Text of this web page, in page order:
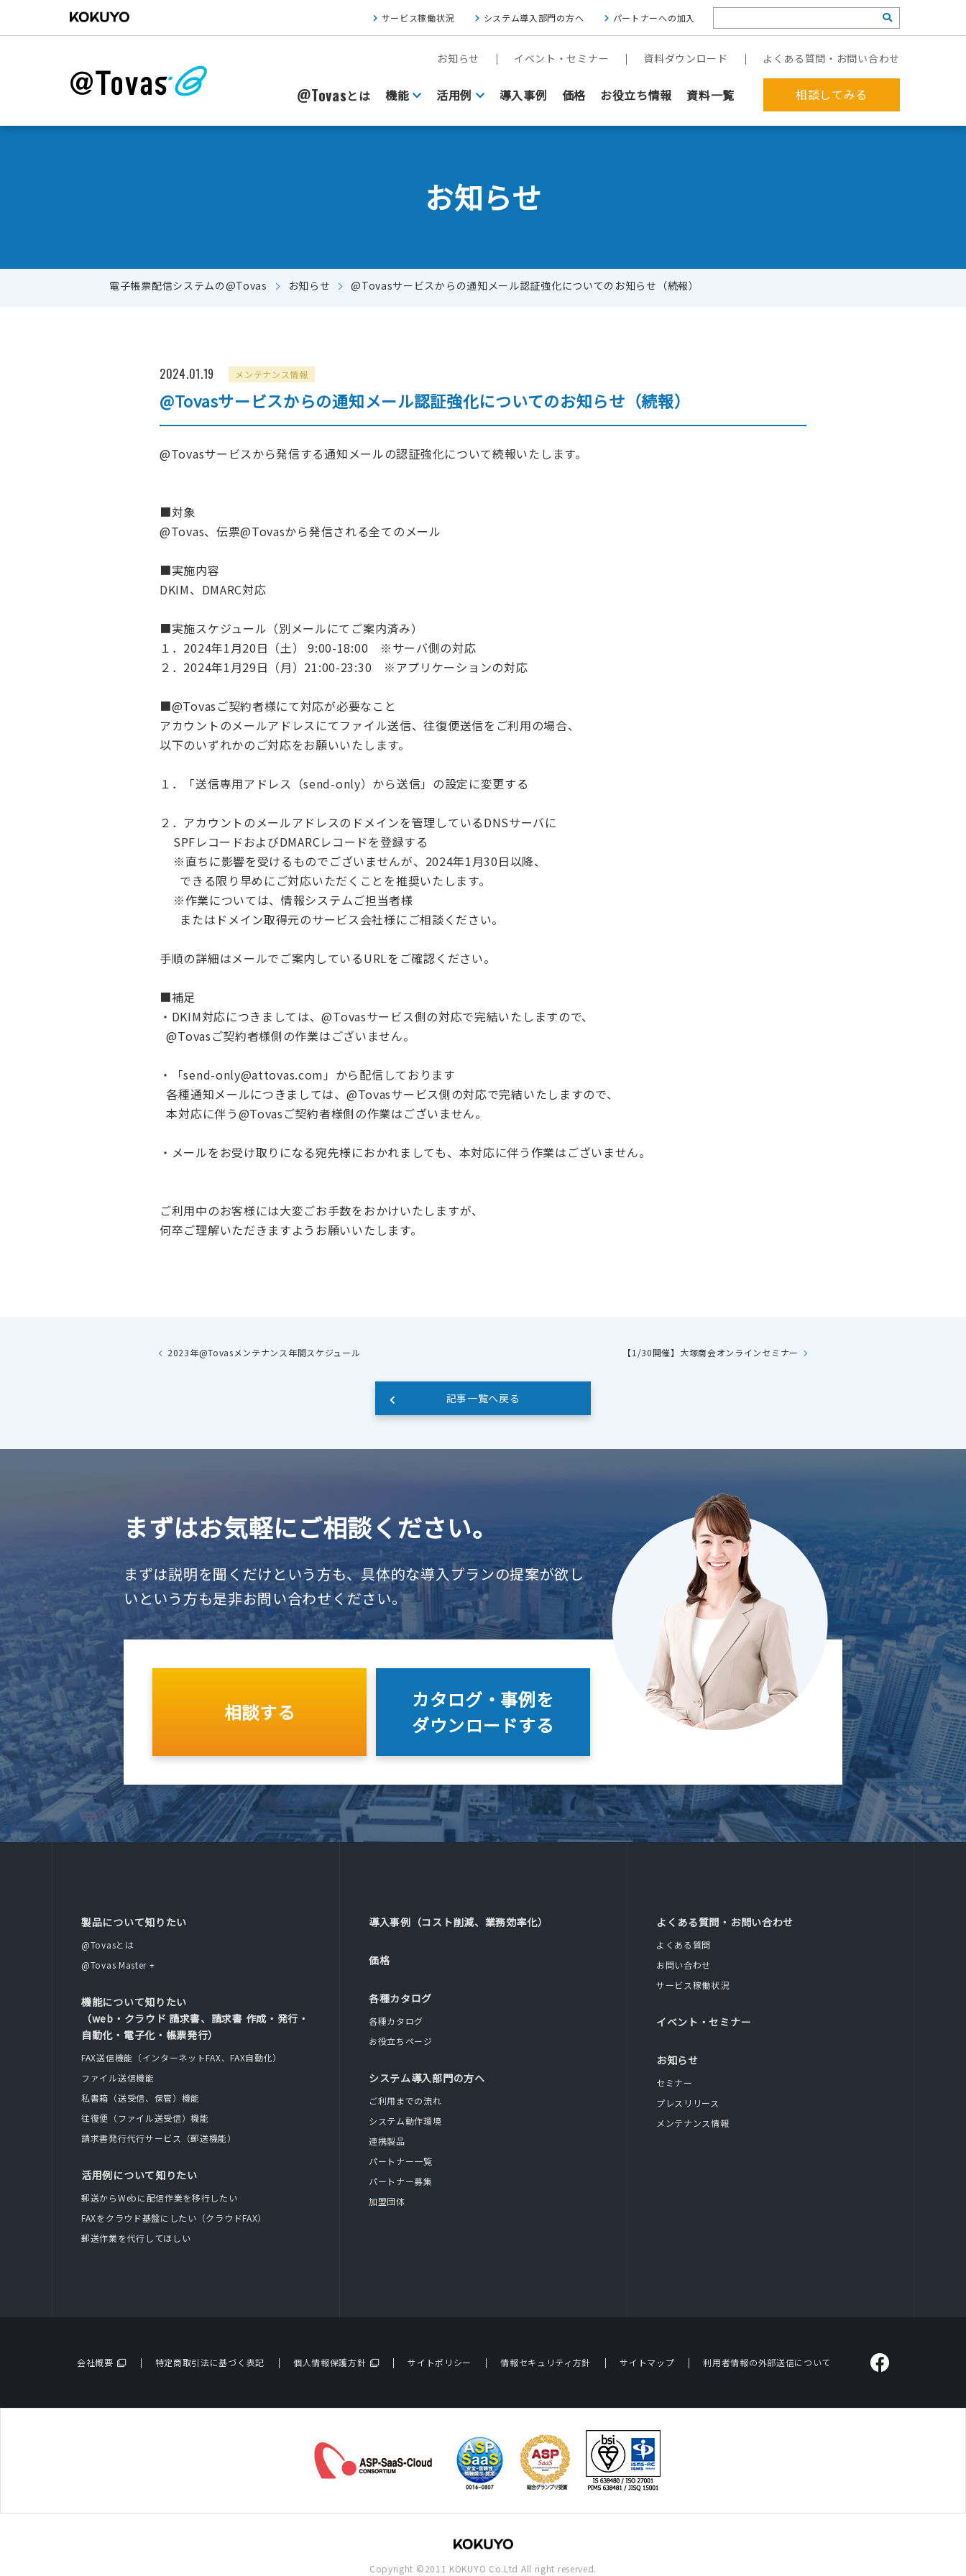
サービス稼働状況 システム導入部門の方へ パートナーへの加入
お知らせ イベント・セミナー 資料ダウンロード よくある質問・お問い合わせ
@Tovasとは 機能 活用例 導入事例 価格 お役立ち情報 資料一覧 相談してみる
お知らせ
電子帳票配信システムの@Tovas お知らせ @Tovasサービスからの通知メール認証強化についてのお知らせ（続報）
2024.01.19 メンテナンス情報
@Tovasサービスからの通知メール認証強化についてのお知らせ（続報）
@Tovasサービスから発信する通知メールの認証強化について続報いたします。
■対象
@Tovas、伝票@Tovasから発信される全てのメール
■実施内容
DKIM、DMARC対応
■実施スケジュール（別メールにてご案内済み）
１．2024年1月20日（土） 9:00-18:00 ※サーバ側の対応
２．2024年1月29日（月）21:00-23:30 ※アプリケーションの対応
■@Tovasご契約者様にて対応が必要なこと
アカウントのメールアドレスにてファイル送信、往復便送信をご利用の場合、
以下のいずれかのご対応をお願いいたします。
１．「送信専用アドレス（send-only）から送信」の設定に変更する
２．アカウントのメールアドレスのドメインを管理しているDNSサーバに
SPFレコードおよびDMARCレコードを登録する
※直ちに影響を受けるものでございませんが、2024年1月30日以降、
できる限り早めにご対応いただくことを推奨いたします。
※作業については、情報システムご担当者様
またはドメイン取得元のサービス会社様にご相談ください。
手順の詳細はメールでご案内しているURLをご確認ください。
■補足
・DKIM対応につきましては、@Tovasサービス側の対応で完結いたしますので、
@Tovasご契約者様側の作業はございません。
・「send-only@attovas.com」から配信しております
各種通知メールにつきましては、@Tovasサービス側の対応で完結いたしますので、
本対応に伴う@Tovasご契約者様側の作業はございません。
・メールをお受け取りになる宛先様におかれましても、本対応に伴う作業はございません。
ご利用中のお客様には大変ごお手数をおかけいたしますが、
何卒ご理解いただきますようお願いいたします。
2023年@Tovasメンテナンス年間スケジュール 【1/30開催】大塚商会オンラインセミナー
記事一覧へ戻る
まずはお気軽にご相談ください。
まずは説明を聞くだけという方も、具体的な導入プランの提案が欲し
いという方も是非お問い合わせください。
相談する
カタログ・事例を
ダウンロードする
製品について知りたい
@Tovasとは
@Tovas Master +
機能について知りたい
（web・クラウド 請求書、請求書 作成・発行・
自動化・電子化・帳票発行）
FAX送信機能（インターネットFAX、FAX自動化）
ファイル送信機能
私書箱（送受信、保管）機能
往復便（ファイル送受信）機能
請求書発行代行サービス（郵送機能）
活用例について知りたい
郵送からWebに配信作業を移行したい
FAXをクラウド基盤にしたい（クラウドFAX）
郵送作業を代行してほしい
導入事例（コスト削減、業務効率化）
価格
各種カタログ
各種カタログ
お役立ちページ
システム導入部門の方へ
ご利用までの流れ
システム動作環境
連携製品
パートナー一覧
パートナー募集
加盟団体
よくある質問・お問い合わせ
よくある質問
お問い合わせ
サービス稼働状況
イベント・セミナー
お知らせ
セミナー
プレスリリース
メンテナンス情報
会社概要 特定商取引法に基づく表記 個人情報保護方針 サイトポリシー 情報セキュリティ方針 サイトマップ 利用者情報の外部送信について
Copyright ©2011 KOKUYO Co.Ltd All right reserved.